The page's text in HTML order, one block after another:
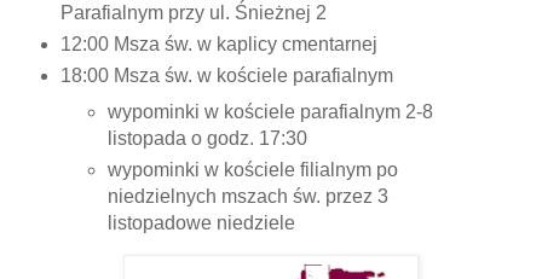
Parafialnym przy ul. Śnieżnej 2
12:00 Msza św. w kaplicy cmentarnej
18:00 Msza św. w kościele parafialnym
wypominki w kościele parafialnym 2-8
listopada o godz. 17:30
wypominki w kościele filialnym po
niedzielnych mszach św. przez 3
listopadowe niedziele